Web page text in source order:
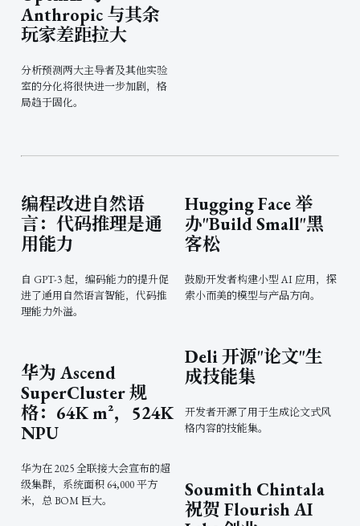
Anthropic 与其余
玩家差距拉大
分析预测两大主导者及其他实验
室的分化将很快进一步加剧，格
局趋于固化。
编程改进自然语
言：代码推理是通
用能力
自 GPT-3 起，编码能力的提升促
进了通用自然语言智能，代码推
理能力外溢。
华为 Ascend
SuperCluster 规
格：64K m²，524K
NPU
华为在 2025 全联接大会宣布的超
级集群，系统面积 64,000 平方
米，总 BOM 巨大。
Hugging Face 举
办"Build Small"黑
客松
鼓励开发者构建小型 AI 应用，探
索小而美的模型与产品方向。
Deli 开源"论文"生
成技能集
开发者开源了用于生成论文式风
格内容的技能集。
Soumith Chintala
祝贺 Flourish AI